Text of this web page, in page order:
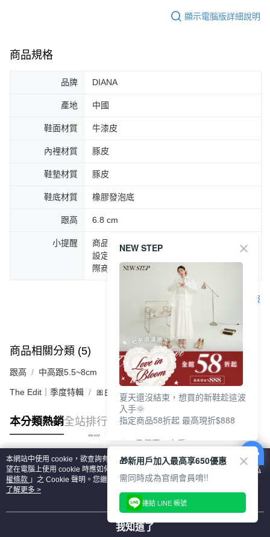
顯示電腦版詳細說明
商品規格
品牌 DIANA
產地 中國
鞋面材質 牛漆皮
內裡材質 豚皮
鞋墊材質 豚皮
鞋底材質 橡膠發泡底
跟高 6.8 cm
小提醒
商品圖片顏色會因拍攝燈光環境或個人螢幕
設定不同，而造成部份色差現象，顏色以實
際商品為主。
客服
商品相關分類 (5) 查看全部
跟高 中高跟5.5~8cm
The Edit｜季度特輯 🎀由妳定義瑪莉珍
本分類熱銷全站排行
熱門標籤
本網站中使用 cookie，欲查詢有關本網站使用 cookie 方式之詳情，及若您不希
望在電腦上使用 cookie 時應如何變更電腦的 cookie 設定，請參閱本網站「
隱私
權條款 」之 Cookie 聲明。您繼續使用本網站即表示您同意本公司得按本網站使
用條款之 Cookie 聲明使用 cookie。
了解更多 >
我知道了
NEW STEP
夏天還沒結束，想買的新鞋趁這波
入手🌞
指定商品58折起 最高現折$888
🎉 8月優惠一次看
①LINE購物最高10%回饋
②每周限定品現折200
③指定商品58折起 最高現折$888
上班鞋、休閒鞋、涼鞋一次逛齊
好搭、出遊好走、聚會也漂亮
🎁新用戶加入最高享650優惠
需同時成為官網會員唷!!
連結 LINE 帳號